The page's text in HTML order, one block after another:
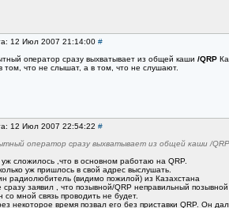
12 Июл 2007 21:14:00 #
оператор сразу выхватывает из общей каши /QRP
том, что не слышат, а в том, что не слушают.
12 Июл 2007 22:54:22 #
оператор сразу выхватывает из общей каши /QRP
уж сложилось ,что в основном работаю на QRP.
уж пришлось в свой адрес выслушать.
радиолюбитель (видимо пожилой) из Казахстана
сразу заявил , что позывной/QRP неправильный позывной
со мной связь проводить не будет.
некоторое время позвал его без приставки QRP. Он